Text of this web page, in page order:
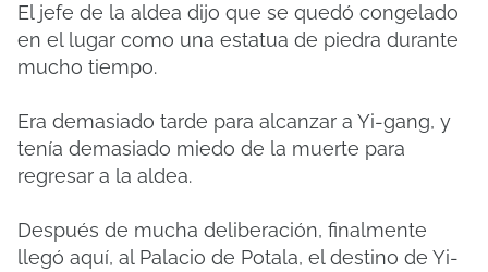
El jefe de la aldea dijo que se quedó congelado
en el lugar como una estatua de piedra durante
mucho tiempo.
Era demasiado tarde para alcanzar a Yi-gang, y
tenía demasiado miedo de la muerte para
regresar a la aldea.
Después de mucha deliberación, finalmente
llegó aquí, al Palacio de Potala, el destino de Yi-